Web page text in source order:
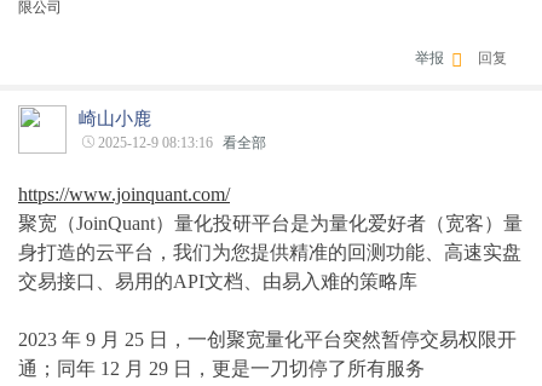
限公司
回复
举报
崎山小鹿
2025-12-9 08:13:16 看全部
https://www.joinquant.com/
聚宽（JoinQuant）量化投研平台是为量化爱好者（宽客）量
身打造的云平台，我们为您提供精准的回测功能、高速实盘
交易接口、易用的API文档、由易入难的策略库
2023 年 9 月 25 日，一创聚宽量化平台突然暂停交易权限开
通；同年 12 月 29 日，更是一刀切停了所有服务